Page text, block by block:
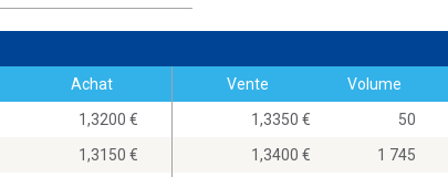
Achat
1,3200
1,3150
Vente Volume
1,3350
50
1,3400
1 745